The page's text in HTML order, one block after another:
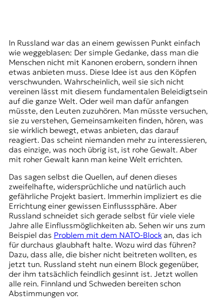
In Russland war das an einem gewissen Punkt einfach
wie weggeblasen: Der simple Gedanke, dass man die
Menschen nicht mit Kanonen erobern, sondern ihnen
etwas anbieten muss. Diese Idee ist aus den Köpfen
verschwunden. Wahrscheinlich, weil sie sich nicht
vereinen lässt mit diesem fundamentalen Beleidigtsein
auf die ganze Welt. Oder weil man dafür anfangen
müsste, den Leuten zuzuhören. Man müsste versuchen,
sie zu verstehen, Gemeinsamkeiten finden, hören, was
sie wirklich bewegt, etwas anbieten, das darauf
reagiert. Das scheint niemanden mehr zu interessieren,
das einzige, was noch übrig ist, ist rohe Gewalt. Aber
mit roher Gewalt kann man keine Welt errichten.
Das sagen selbst die Quellen, auf denen dieses
zweifelhafte, widersprüchliche und natürlich auch
gefährliche Projekt basiert. Immerhin impliziert es die
Errichtung einer gewissen Einflusssphäre. Aber
Russland schneidet sich gerade selbst für viele viele
Jahre alle Einflussmöglichkeiten ab. Sehen wir uns zum
Beispiel das Problem mit dem NATO-Blockan, das ich
für durchaus glaubhaft halte. Wozu wird das führen?
Dazu, dass alle, die bisher nicht beitreten wollten, es
jetzt tun. Russland steht nun einem Block gegenüber,
der ihm tatsächlich feindlich gesinnt ist. Jetzt wollen
alle rein. Finnland und Schweden bereiten schon
Abstimmungen vor.